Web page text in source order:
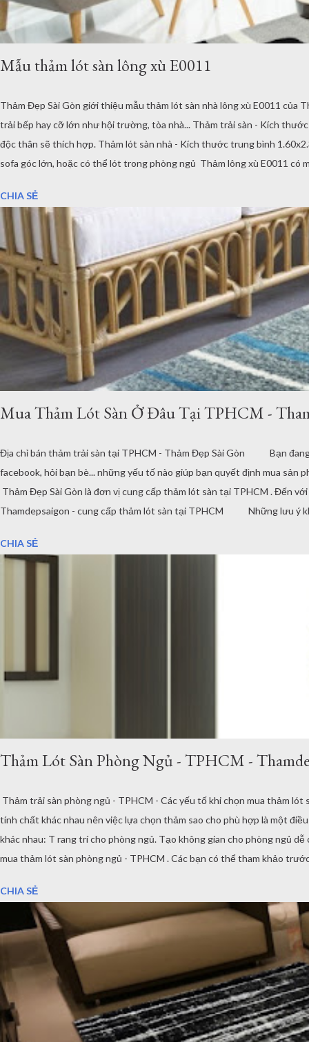
Mẫu thảm lót sàn lông xù E0011
Thảm Đẹp Sài Gòn giới thiệu mẫu thảm lót sàn nhà lông xù E0011
trải bếp hay cỡ lớn như hội trường, tòa nhà... Thảm trải sàn - Kích
độc thân sẽ thích hợp. Thảm lót sàn nhà - Kích thước trung bình
sofa góc lớn, hoặc có thể lót trong phòng ngủ Thảm lông xù E0011 có
CHIA SẺ
Mua Thảm Lót Sàn Ở Đâu Tại TPHCM -
Địa chỉ bán thảm trải sàn tại TPHCM - Thảm Đẹp Sài Gòn Bạn đang
facebook, hỏi bạn bè... những yếu tố nào giúp bạn quyết định mua
Thảm Đẹp Sài Gòn là đơn vị cung cấp thảm lót sàn tại TPHCM . Đến
Thamdepsaigon - cung cấp thảm lót sàn tại TPHCM Những lưu ý khi
CHIA SẺ
Thảm Lót Sàn Phòng Ngủ - TPHCM -
Thảm trải sàn phòng ngủ - TPHCM - Các yếu tố khi chọn mua thảm
tính chất khác nhau nên việc lựa chọn thảm sao cho phù hợp là một
khác nhau: T rang trí cho phòng ngủ. Tạo không gian cho phòng ngủ
mua thảm lót sàn phòng ngủ - TPHCM . Các bạn có thể tham khảo
CHIA SẺ